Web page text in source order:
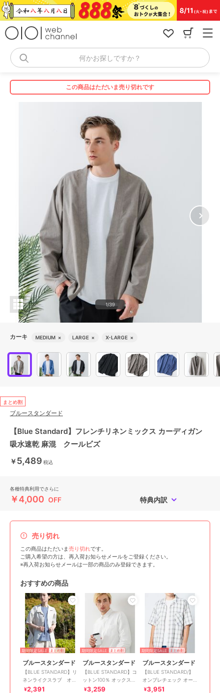
コ
ン
何かお探しですか？
この商品はただいま売り切れです
1/39
カーキ MEDIUM × LARGE × X-LARGE ×
まとめ割
ブルースタンダード
【Blue Standard】フレンチリネンミックス カーディガン
吸水速乾 麻混 クールビズ
￥5,489 税込
各種特典利用でさらに
￥4,000 OFF 特典内訳
売り切れ
この商品はただいま売り切れです。
ご購入希望の方は、再入荷お知らせメールをご登録ください。
※再入荷お知らせメールは一部の商品のみ登録できます。
おすすめの商品
期間限定SALE まとめ割
ブルースタンダード
【BLUE STANDARD】リ
ネンライクスラブ オー
プンシャツ
¥2,391
期間限定SALE まとめ割
ブルースタンダード
【BLUE STANDARD】コ
ットン100％ オックスレ
ギュラーカラー リラッ
¥3,259
期間限定SALE まとめ割
ブルースタンダード
【BLUE STANDARD/】
オンブレチェック オー
プンカラー ガーゼシャ
¥3,951